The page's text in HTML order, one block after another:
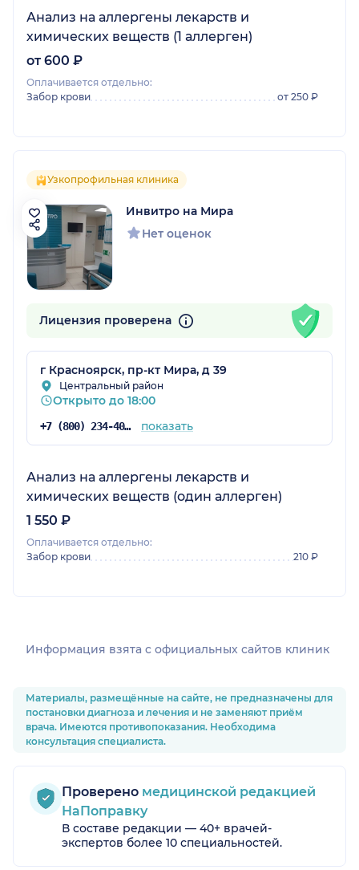
Анализ на аллергены лекарств и
химических веществ (1 аллерген)
от 600 ₽
Оплачивается отдельно:
Забор крови
от 250 ₽
Узкопрофильная клиника
Инвитро на Мира
Нет оценок
Лицензия проверена
г Красноярск, пр-кт Мира, д 39
Центральный район
Открыто до 18:00
+7 (800) 234-40-50 показать
Анализ на аллергены лекарств и
химических веществ (один аллерген)
1 550 ₽
Оплачивается отдельно:
Забор крови
210 ₽
Информация взята c официальных сайтов клиник
Материалы, размещённые на сайте, не предназначены для
постановки диагноза и лечения и не заменяют приём
врача. Имеются противопоказания. Необходима
консультация специалиста.
Проверено медицинской редакцией
НаПоправку
В составе редакции — 40+ врачей-
экспертов более 10 специальностей.